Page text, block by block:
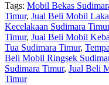
Tags: Mobil Bekas
Timur, Jual Beli Mobil
Kecelakaan Sudimara Timur
Timur, Jual Beli Mobil
Tua Sudimara Timur,
Beli Mobil Ringsek
Sudimara Timur, Jual Beli
Timur